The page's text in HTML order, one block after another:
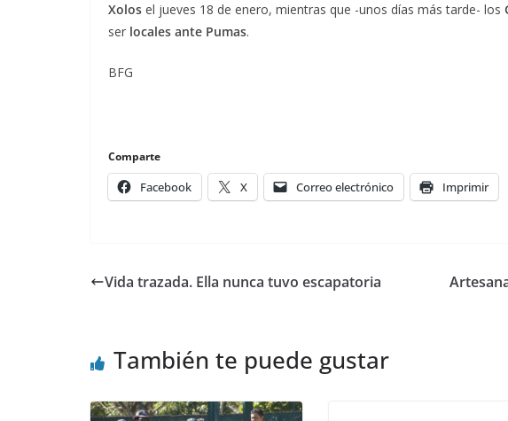
Xolos el jueves 18 de enero, mientras que -unos días más tarde- los
ser locales ante Pumas.
BFG
Comparte
Facebook X Correo electrónico Imprimir
Vida trazada. Ella nunca tuvo escapatoria
También te puede gustar